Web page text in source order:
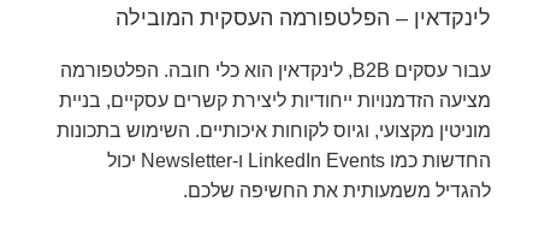
לינקדאין – הפלטפורמה העסקית המובילה
עבור עסקים B2B, לינקדאין הוא כלי חובה. הפלטפורמה
מציעה הזדמנויות ייחודיות ליצירת קשרים עסקיים, בניית
מוניטין מקצועי, וגיוס לקוחות איכותיים. השימוש בתכונות
החדשות כמו LinkedIn Events ו-Newsletter יכול
להגדיל משמעותית את החשיפה שלכם.